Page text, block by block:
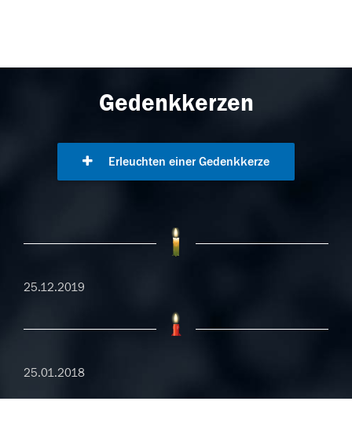
Gedenkkerzen
Erleuchten einer Gedenkkerze
25.12.2019
25.01.2018